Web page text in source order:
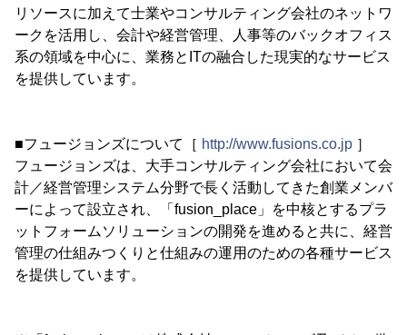
リソースに加えて士業やコンサルティング会社のネットワ
ークを活用し、会計や経営管理、人事等のバックオフィス
系の領域を中心に、業務とITの融合した現実的なサービス
を提供しています。
■フュージョンズについて［ http://www.fusions.co.jp ］
フュージョンズは、大手コンサルティング会社において会
計／経営管理システム分野で長く活動してきた創業メンバ
ーによって設立され、「fusion_place」を中核とするプラ
ットフォームソリューションの開発を進めると共に、経営
管理の仕組みつくりと仕組みの運用のための各種サービス
を提供しています。